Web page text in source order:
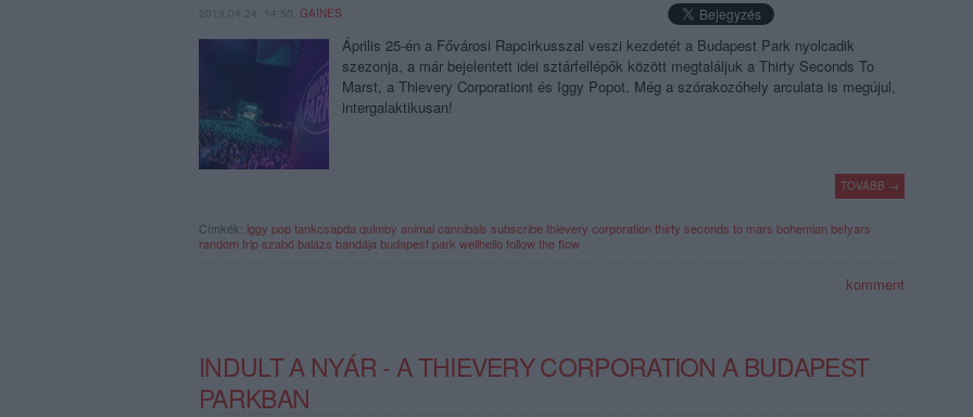
2019.04.24. 14:50, GAINES
Április 25-én a Fővárosi Rapcirkusszal veszi kezdetét a Budapest Park nyolcadik
szezonja, a már bejelentett idei sztárfellépők között megtaláljuk a Thirty Seconds To
Marst, a Thievery Corporationt és Iggy Popot. Még a szórakozóhely arculata is megújul,
intergalaktikusan!
TOVÁBB →
Címkék: iggy poptankcsapda quimby animal cannibals subscribethievery corporation thirty seconds to mars bohemian betyars
random tripszabó balázs bandája budapest park wellhellofollow the flow
komment
INDULT A NYÁR - A THIEVERY CORPORATION A BUDAPEST
PARKBAN